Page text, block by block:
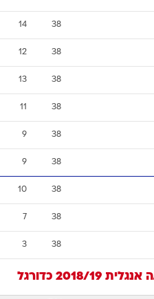
38
14
38
12
38
13
38
11
38
9
38
9
38
10
38
7
38
3
2018/19 כדורגל